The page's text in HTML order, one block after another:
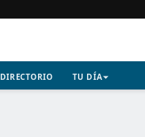
DIRECTORIO TU DÍA